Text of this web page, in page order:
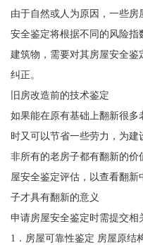
由于自然或人为原因，一些
安全鉴定将根据不同的风险
建筑物，需要对其房屋安全
纠正。
旧房改造前的技术鉴定
如果能在原有基础上翻新很多
时又可以节省一些劳力，为
非所有的老房子都有翻新的
屋安全鉴定评估，以查看翻
子才具有翻新的意义
申请房屋安全鉴定时需提交相
1．房屋可靠性鉴定 房屋原结